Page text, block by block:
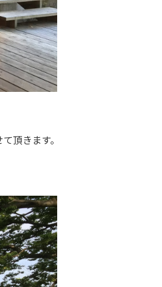
頂きます。